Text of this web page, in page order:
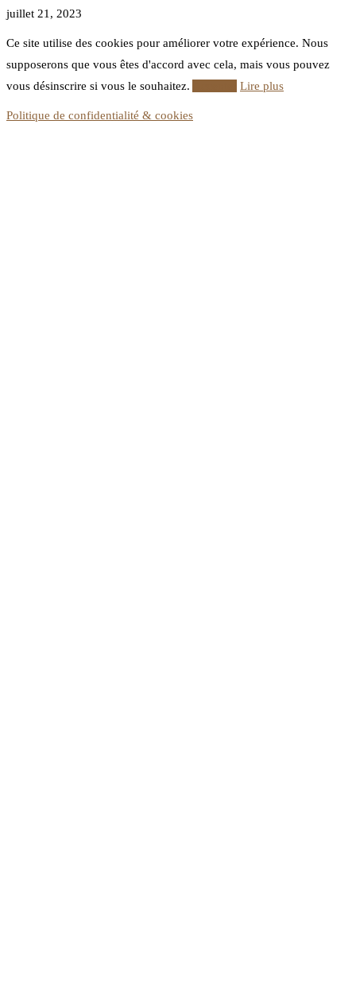
juillet 21, 2023
Ce site utilise des cookies pour améliorer votre expérience. Nous
supposerons que vous êtes d'accord avec cela, mais vous pouvez
vous désinscrire si vous le souhaitez.
Lire plus
Politique de confidentialité & cookies